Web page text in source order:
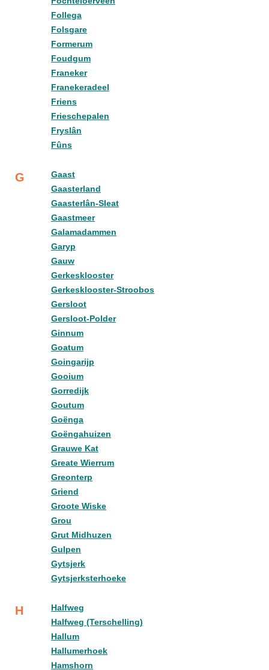
Follega
Folsgare
Formerum
Foudgum
Franeker
Franekeradeel
Friens
Frieschepalen
Fryslân
Fûns
G
Gaast
Gaasterland
Gaasterlân-Sleat
Gaastmeer
Galamadammen
Garyp
Gauw
Gerkesklooster
Gerkesklooster-Stroobos
Gersloot
Gersloot-Polder
Ginnum
Goatum
Goingarijp
Gooium
Gorredijk
Goutum
Goënga
Goëngahuizen
Grauwe Kat
Greate Wierrum
Greonterp
Griend
Groote Wiske
Grou
Grut Midhuzen
Gulpen
Gytsjerk
Gytsjerksterhoeke
H
Halfweg
Halfweg (Terschelling)
Hallum
Hallumerhoek
Hamshorn